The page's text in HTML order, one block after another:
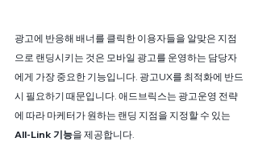
광고에 반응해 배너를 클릭한 이용자들을 알맞은 지점
으로 랜딩시키는 것은 모바일 광고를 운영하는 담당자
에게 가장 중요한 기능입니다. 광고UX를 최적화에 반드
시 필요하기 때문입니다. 애드브릭스는 광고운영 전략
에 따라 마케터가 원하는 랜딩 지점을 지정할 수 있는
All-Link 기능을 제공합니다.